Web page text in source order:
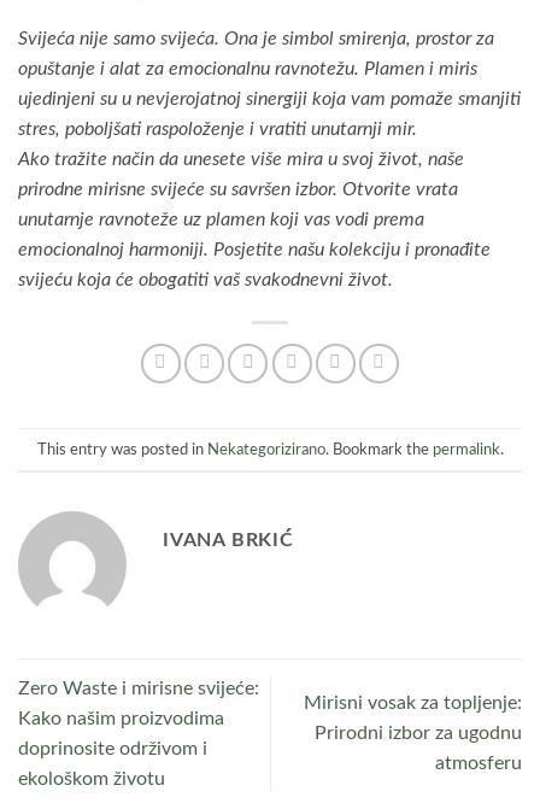
Svijeća nije samo svijeća. Ona je simbol smirenja, prostor za
opuštanje i alat za emocionalnu ravnotežu. Plamen i miris
ujedinjeni su u nevjerojatnoj sinergiji koja vam pomaže smanjiti
stres, poboljšati raspoloženje i vratiti unutarnji mir.
Ako tražite način da unesete više mira u svoj život, naše
prirodne mirisne svijeće su savršen izbor. Otvorite vrata
unutarnje ravnoteže uz plamen koji vas vodi prema
emocionalnoj harmoniji. Posjetite našu kolekciju i pronađite
svijeću koja će obogatiti vaš svakodnevni život.
This entry was posted in Nekategorizirano. Bookmark the permalink.
IVANA BRKIĆ
Zero Waste i mirisne svijeće:
Kako našim proizvodima
doprinosite održivom i
ekološkom životu
Mirisni vosak za topljenje:
Prirodni izbor za ugodnu
atmosferu